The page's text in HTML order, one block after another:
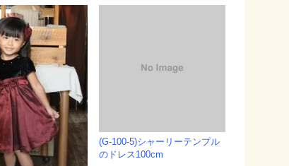
(G-100-5)シャーリーテンプル
のドレス100cm